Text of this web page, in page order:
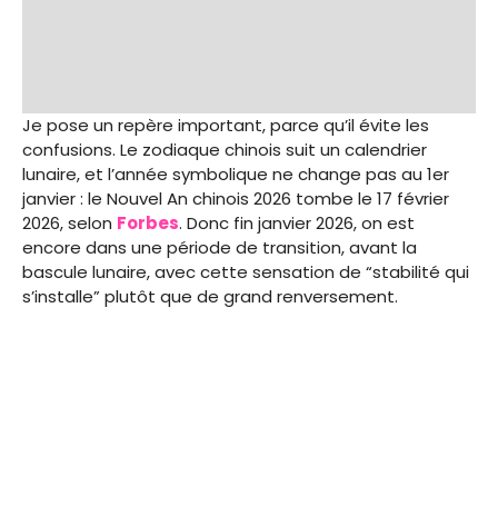
Je pose un repère important, parce qu’il évite les
confusions. Le zodiaque chinois suit un calendrier
lunaire, et l’année symbolique ne change pas au 1er
janvier : le Nouvel An chinois 2026 tombe le 17 février
2026, selon Forbes. Donc fin janvier 2026, on est
encore dans une période de transition, avant la
bascule lunaire, avec cette sensation de “stabilité qui
s’installe” plutôt que de grand renversement.